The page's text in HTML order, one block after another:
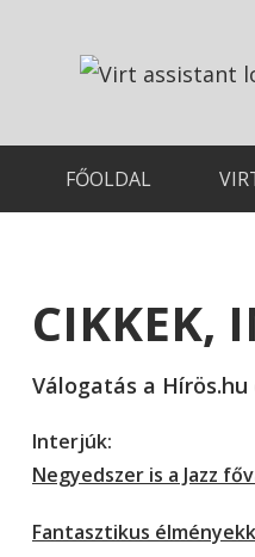
FŐOLDAL
CIKKEK,
Válogatás a
Interjúk:
Negyedszer is a Jazz
Fantasztikus